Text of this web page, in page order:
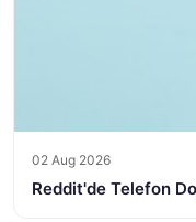
02 Aug 2026
Reddit'de Telefon